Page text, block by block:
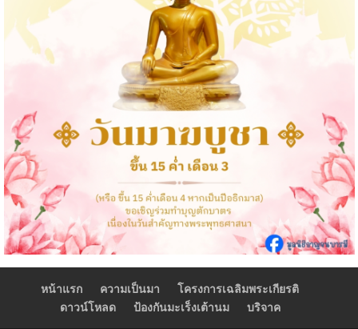
หน้าแรก ความเป็นมา
โครงการเฉลิมพระเกียรติ
ดาวน์โหลด
ป้องกันมะเร็งเต้านม บริจาค